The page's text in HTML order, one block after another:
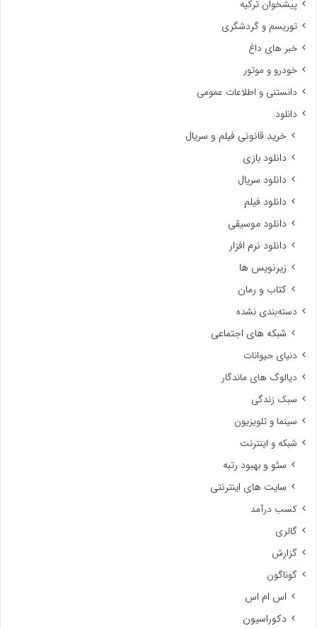
پیشخوان ترکیه
توریسم و گردشگری
خبر های داغ
خودرو و موتور
دانستنی و اطلاعات عمومی
دانلود
خرید قانونی فیلم و سریال
دانلود بازی
دانلود سریال
دانلود فیلم
دانلود موسیقی
دانلود نرم افزار
زیرنویس ها
کتاب و رمان
دسته‌بندی نشده
شبکه های اجتماعی
دنیای حیوانات
دیالوگ های ماندگار
سبک زندگی
سینما و تلویزیون
شبکه و اینترنت
سئو و بهبود رتبه
سایت های اینترنتی
کسب درآمد
گالری
گزارش
گوناگون
اس ام اس
دکوراسیون